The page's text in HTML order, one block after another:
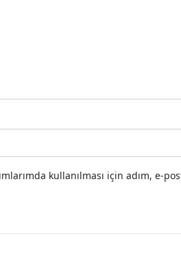
kullanılması için adım, e-